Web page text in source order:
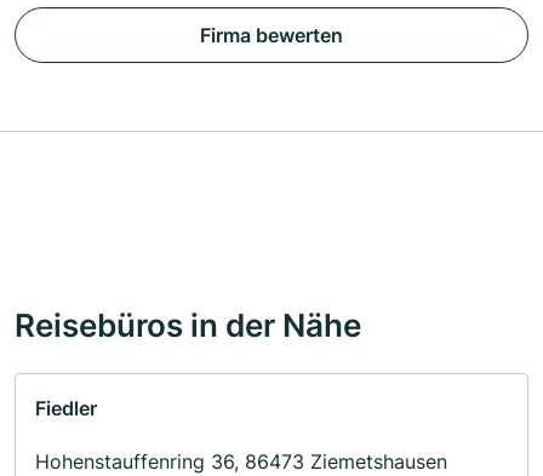
Firma bewerten
Reisebüros in der Nähe
Fiedler
Hohenstauffenring 36, 86473 Ziemetshausen